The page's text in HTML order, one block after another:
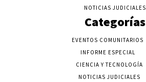
NOTICIAS JUDICIALES
Categorías
EVENTOS COMUNITARIOS
INFORME ESPECIAL
CIENCIA Y TECNOLOGÍA
NOTICIAS JUDICIALES